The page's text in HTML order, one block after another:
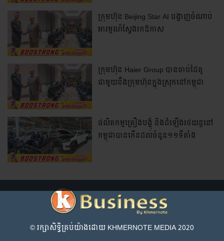
ក្រុមហ៊ុន Beijing Star AI បង្ហាញចំណាប់
អារម្មណ៍ស្វែងរកឱកាស
ក្រុមហ៊ុន Haier Group បានចាប់ដៃគូ
ជាមួយនឹងក្រុមហ៊ុនក្នុងស្រុកនៅកម្ពុជា
កម្ពុជា
ផលិតកម្មគ្រឿងបង្គុំ និងដំឡើងរថយន្តនៅ
កម្ពុជាបានកើនដល់ចំនួន១១ទីតាំង
© រក្សា​សិទ្ធិ​គ្រប់​យ៉ាង​ដោយ​ KHMERNOTE MEDIA 2020